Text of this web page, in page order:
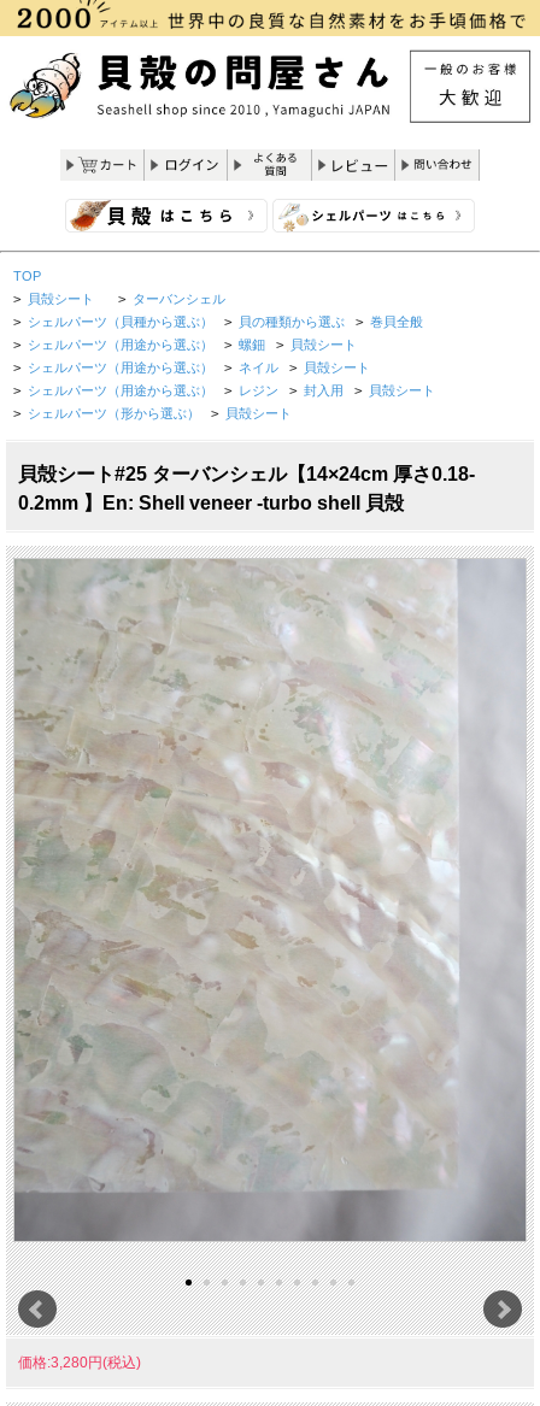
TOP
> 貝殻シート > ターバンシェル
> シェルパーツ（貝種から選ぶ） > 貝の種類から選ぶ > 巻貝全般
> シェルパーツ（用途から選ぶ） > 螺鈿 > 貝殻シート
> シェルパーツ（用途から選ぶ） > ネイル > 貝殻シート
> シェルパーツ（用途から選ぶ） > レジン > 封入用 > 貝殻シート
> シェルパーツ（形から選ぶ） > 貝殻シート
貝殻シート#25 ターバンシェル【14×24cm 厚さ0.18-
0.2mm 】En: Shell veneer -turbo shell 貝殻
価格:3,280円(税込)